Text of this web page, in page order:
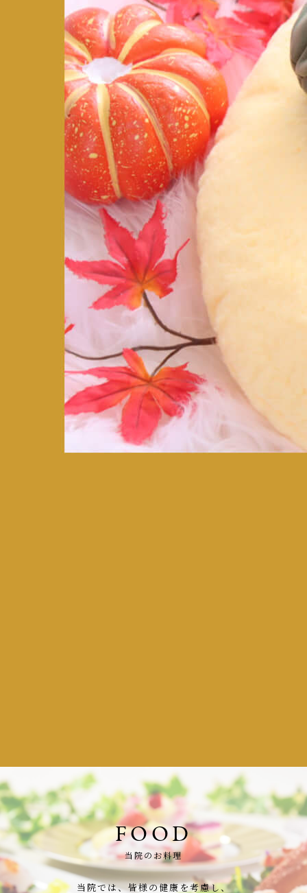
FOOD
当院のお料理
当院では、皆様の健康を考慮し、